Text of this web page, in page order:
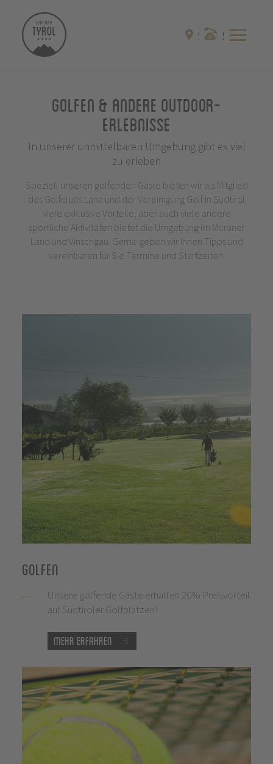
Golfen & andere Outdoor-
Erlebnisse
In unserer unmittelbaren Umgebung gibt es viel
zu erleben
Speziell unseren golfenden Gäste bieten wir als Mitglied
des Golfclubs Lana und der Vereinigung Golf In Südtirol
viele exklusive Vorteile, aber auch viele andere
sportliche Aktivitäten bietet die Umgebung im Meraner
Land und Vinschgau. Gerne geben wir Ihnen Tipps und
vereinbaren für Sie Termine und Startzeiten.
Golfen
Unsere golfende Gäste erhalten 20% Preisvorteil
auf Südtiroler Golfplätzen!
Mehr Erfahren